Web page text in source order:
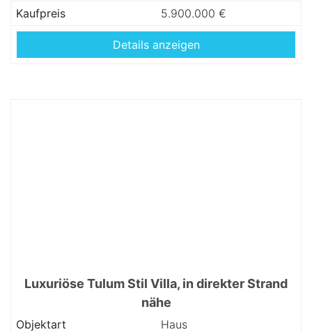
Kaufpreis 5.900.000 €
Details anzeigen
Luxuriöse Tulum Stil Villa, in direkter Strand
nähe
Objektart
Haus